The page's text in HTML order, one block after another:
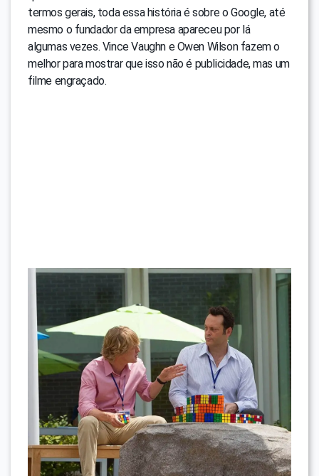
termos gerais, toda essa história é sobre o Google, até
mesmo o fundador da empresa apareceu por lá
algumas vezes. Vince Vaughn e Owen Wilson fazem o
melhor para mostrar que isso não é publicidade, mas um
filme engraçado.